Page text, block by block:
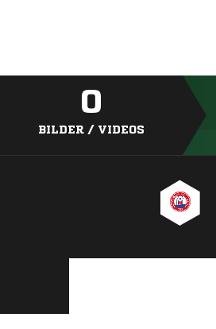
0
BILDER / VIDEOS